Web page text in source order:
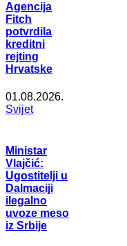
Agencija
Fitch
potvrdila
kreditni
rejting
Hrvatske
01.08.2026.
Svijet
Ministar
Vlajčić:
Ugostitelji u
Dalmaciji
ilegalno
uvoze meso
iz Srbije